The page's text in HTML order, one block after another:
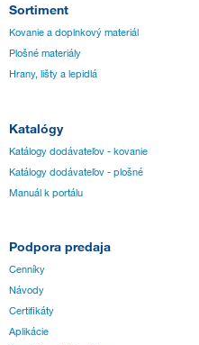
Sortiment
Kovanie a doplnkový materiál
Plošné materiály
Hrany, lišty a lepidlá
Katalógy
Katálogy dodávateľov - kovanie
Katálogy dodávateľov - plošné
Manuál k portálu
Podpora predaja
Cenníky
Návody
Certifikáty
Aplikácie